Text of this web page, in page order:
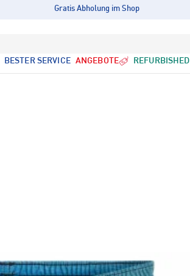
Gratis Abholung im Shop
BESTER SERVICE ANGEBOTE REFURBISHED